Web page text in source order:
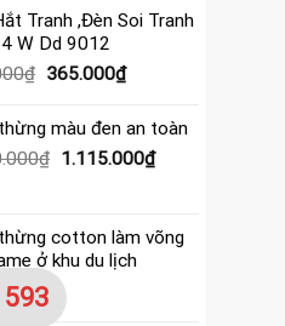
là:
650.000₫.
tại
595.000₫.
Tranh ,Đèn Soi Tranh
W Dd 9012
₫ Giá
là:
390.000₫.
365.000₫Giá
tại
là:
365.000₫.
màu đen an toàn
₫ Giá
1.200.000₫.
1.115.000₫Giá
là:
cotton làm võng
ở khu du lịch
₫